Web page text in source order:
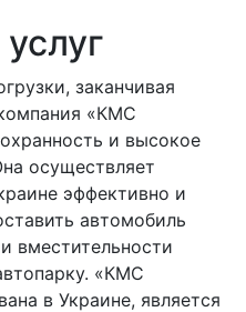
заканчивая
«КМС
и высокое
осуществляет
эффективно и
автомобиль
вместительности
«КМС
в Украине, является